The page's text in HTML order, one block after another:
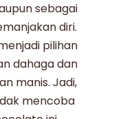
sebagai
diri.
pilihan
dahaga dan
manis. Jadi,
mencoba